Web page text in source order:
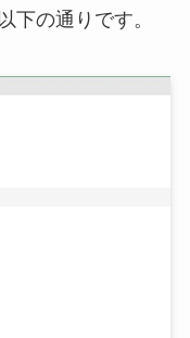
下の通りです。